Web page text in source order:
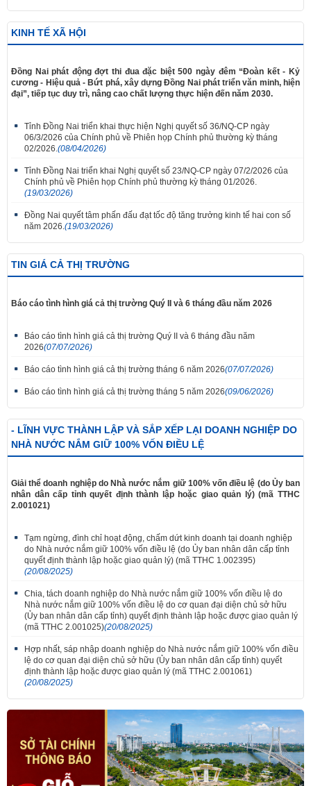
KINH TẾ XÃ HỘI
Đồng Nai phát động đợt thi đua đặc biệt 500 ngày đêm “Đoàn kết - Kỷ
cương - Hiệu quả - Bứt phá, xây dựng Đồng Nai phát triển văn minh, hiện
đại”, tiếp tục duy trì, nâng cao chất lượng thực hiện đến năm 2030.
Tỉnh Đồng Nai triển khai thực hiện Nghị quyết số 36/NQ-CP ngày
06/3/2026 của Chính phủ về Phiên họp Chính phủ thường kỳ tháng
02/2026. (08/04/2026)
Tỉnh Đồng Nai triển khai Nghị quyết số 23/NQ-CP ngày 07/2/2026 của
Chính phủ về Phiên họp Chính phủ thường kỳ tháng 01/2026.
(19/03/2026)
Đồng Nai quyết tâm phấn đấu đạt tốc độ tăng trưởng kinh tế hai con số
năm 2026. (19/03/2026)
TIN GIÁ CẢ THỊ TRƯỜNG
Báo cáo tình hình giá cả thị trường Quý II và 6 tháng đầu năm 2026
Báo cáo tình hình giá cả thị trường Quý II và 6 tháng đầu năm
2026(07/07/2026)
Báo cáo tình hình giá cả thị trường tháng 6 năm 2026(07/07/2026)
Báo cáo tình hình giá cả thị trường tháng 5 năm 2026(09/06/2026)
- LĨNH VỰC THÀNH LẬP VÀ SẮP XẾP LẠI DOANH NGHIỆP DO
NHÀ NƯỚC NẮM GIỮ 100% VỐN ĐIỀU LỆ
Giải thể doanh nghiệp do Nhà nước nắm giữ 100% vốn điều lệ (do Ủy ban
nhân dân cấp tỉnh quyết định thành lập hoặc giao quản lý) (mã TTHC
2.001021)
Tạm ngừng, đình chỉ hoạt động, chấm dứt kinh doanh tại doanh nghiệp
do Nhà nước nắm giữ 100% vốn điều lệ (do Ủy ban nhân dân cấp tỉnh
quyết định thành lập hoặc giao quản lý) (mã TTHC 1.002395)
(20/08/2025)
Chia, tách doanh nghiệp do Nhà nước nắm giữ 100% vốn điều lệ do
Nhà nước nắm giữ 100% vốn điều lệ do cơ quan đại diện chủ sở hữu
(Ủy ban nhân dân cấp tỉnh) quyết định thành lập hoặc được giao quản lý
(mã TTHC 2.001025)(20/08/2025)
Hợp nhất, sáp nhập doanh nghiệp do Nhà nước nắm giữ 100% vốn điều
lệ do cơ quan đại diện chủ sở hữu (Ủy ban nhân dân cấp tỉnh) quyết
định thành lập hoặc được giao quản lý (mã TTHC 2.001061)
(20/08/2025)